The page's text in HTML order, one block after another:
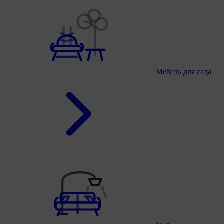
Мебель для сада